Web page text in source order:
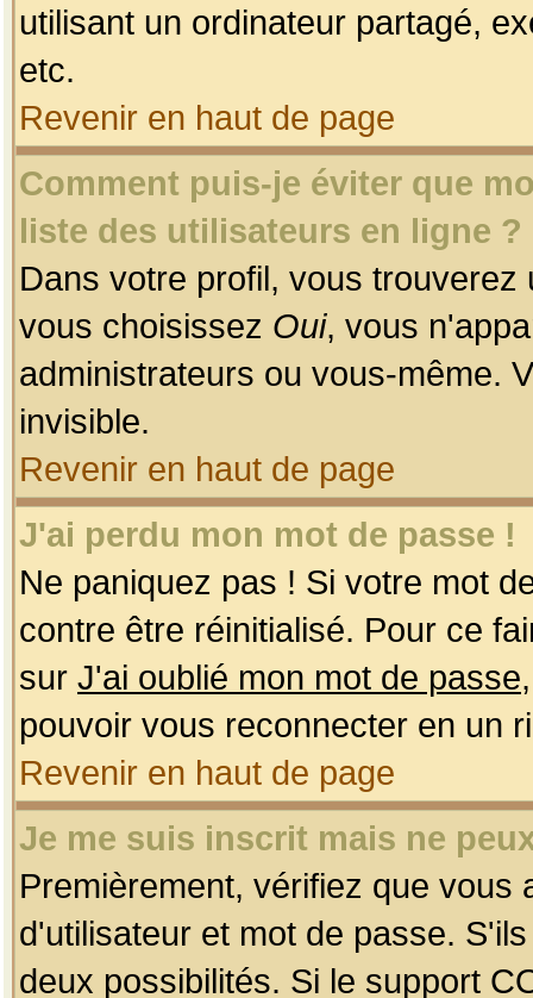
utilisant un ordinateur partagé,
etc.
Revenir en haut de page
Comment puis-je éviter que
liste des utilisateurs en ligne ?
Dans votre profil, vous
vous choisissez Oui, vous
administrateurs ou vous-même.
invisible.
Revenir en haut de page
J'ai perdu mon mot de passe !
Ne paniquez pas ! Si votre mot
contre être réinitialisé. Pour ce
sur J'ai oublié mon mot de passe
pouvoir vous reconnecter en un
Revenir en haut de page
Je me suis inscrit mais ne
Premièrement, vérifiez que
d'utilisateur et mot de passe.
deux possibilités. Si le support